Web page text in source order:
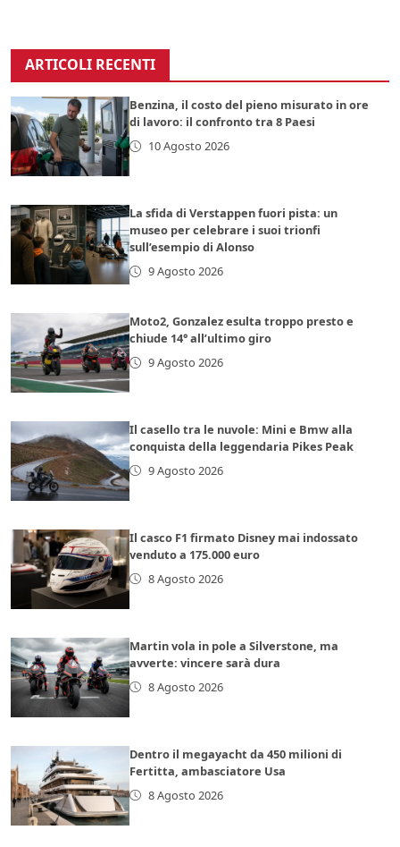
ARTICOLI RECENTI
Benzina, il costo del pieno misurato in ore
di lavoro: il confronto tra 8 Paesi
10 Agosto 2026
La sfida di Verstappen fuori pista: un
museo per celebrare i suoi trionfi
sull’esempio di Alonso
9 Agosto 2026
Moto2, Gonzalez esulta troppo presto e
chiude 14° all’ultimo giro
9 Agosto 2026
Il casello tra le nuvole: Mini e Bmw alla
conquista della leggendaria Pikes Peak
9 Agosto 2026
Il casco F1 firmato Disney mai indossato
venduto a 175.000 euro
8 Agosto 2026
Martin vola in pole a Silverstone, ma
avverte: vincere sarà dura
8 Agosto 2026
Dentro il megayacht da 450 milioni di
Fertitta, ambasciatore Usa
8 Agosto 2026